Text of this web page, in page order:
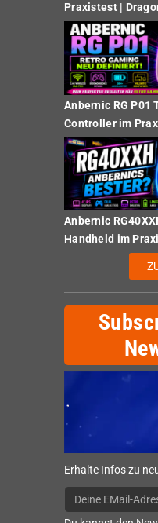
Praxistest |
Anbernic RG P01
Controller im
Anbernic
Handheld im
Erhalte Infos zu